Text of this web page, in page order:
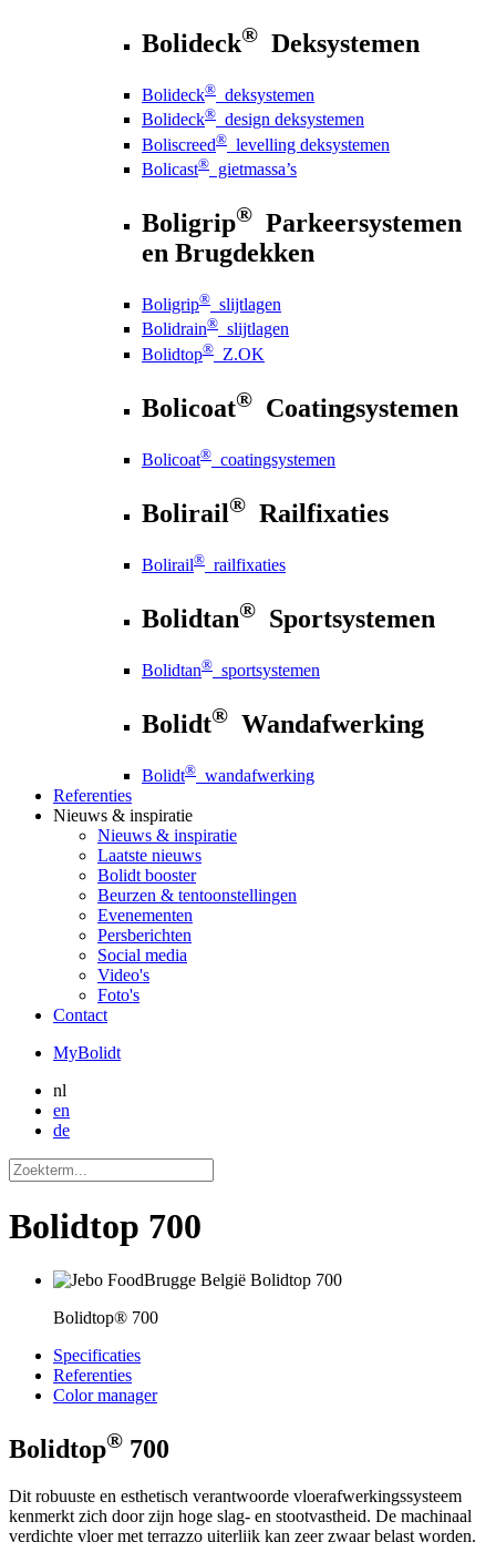
Bolideck® Deksystemen
Bolideck® deksystemen
Bolideck® design deksystemen
Boliscreed® levelling deksystemen
Bolicast® gietmassa’s
Boligrip® Parkeersystemen
en Brugdekken
Boligrip® slijtlagen
Bolidrain® slijtlagen
Bolidtop® Z.OK
Bolicoat® Coatingsystemen
Bolicoat® coatingsystemen
Bolirail® Railfixaties
Bolirail® railfixaties
Bolidtan® Sportsystemen
Bolidtan® sportsystemen
Bolidt® Wandafwerking
Bolidt® wandafwerking
Referenties
Nieuws & inspiratie
Nieuws & inspiratie
Laatste nieuws
Bolidt booster
Beurzen & tentoonstellingen
Evenementen
Persberichten
Social media
Video's
Foto's
Contact
MyBolidt
nl
en
de
Bolidtop 700
Bolidtop® 700
Specificaties
Referenties
Color manager
Bolidtop® 700
Dit robuuste en esthetisch verantwoorde vloerafwerkingssysteem
kenmerkt zich door zijn hoge slag- en stootvastheid. De machinaal
verdichte vloer met terrazzo uiterlijk kan zeer zwaar belast worden.